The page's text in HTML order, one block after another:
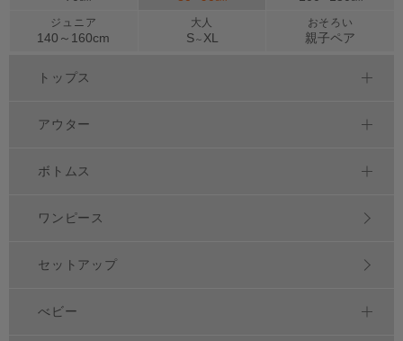
ジュニア
140～ 160cm
大人
S～ XL
おそろい
親子ペア
トップス
アウター
ボトムス
ワンピース
セットアップ
べビー